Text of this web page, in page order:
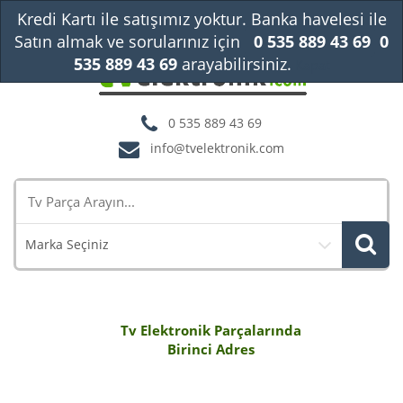
0 535 889 43 69
info@tvelektronik.com
Marka Seçiniz
Tv Elektronik Parçalarında
Birinci Adres
Kredi Kartı ile satışımız yoktur. Banka havelesi ile
Satın almak ve sorularınız için
0 535 889 43 69 0
535 889 43 69arayabilirsiniz.